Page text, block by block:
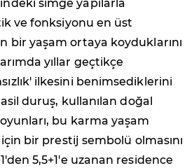
simge yapılarla
ve fonksiyonu en üst
bir yaşam ortaya koyduklarını
yıllar geçtikçe
ilkesini benimsediklerini
duruş, kullanılan doğal
bu karma yaşam
bir prestij sembolü olmasını
5,5+1'e uzanan residence